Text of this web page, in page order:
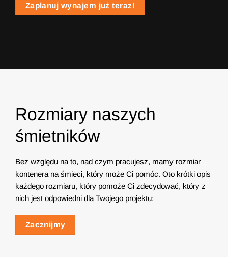
Zaplanuj wynajem już teraz!
Rozmiary naszych
śmietników
Bez względu na to, nad czym pracujesz, mamy rozmiar
kontenera na śmieci, który może Ci pomóc. Oto krótki opis
każdego rozmiaru, który pomoże Ci zdecydować, który z
nich jest odpowiedni dla Twojego projektu:
Zacznijmy